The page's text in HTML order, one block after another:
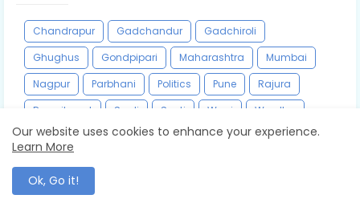
Chandrapur Gadchandur
Gadchiroli
Ghughus
Gondpipari Maharashtra
Mumbai
Nagpur
Parbhani Politics Pune
Rajura
Recruitment
Saoli Sasti Wani
Wardha
Warora
Yavatmal
Our website uses cookies to enhance your experience.
Learn More
Ok, Go it!